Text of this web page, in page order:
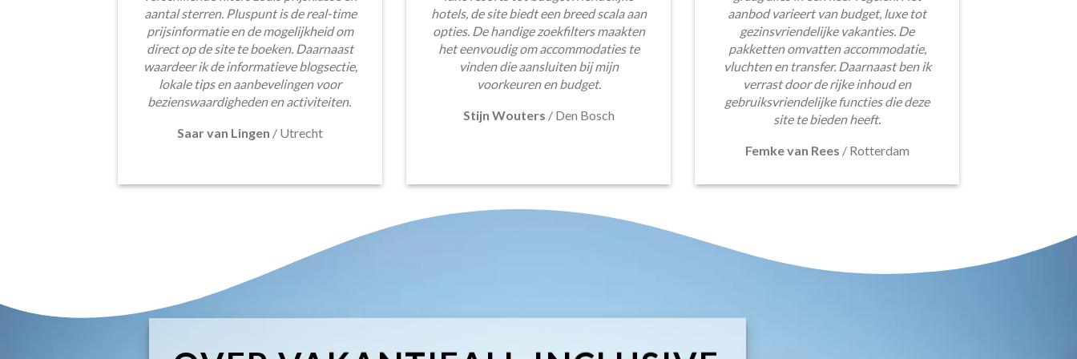
aantal sterren. Pluspunt is de real-time
prijsinformatie en de mogelijkheid om
direct op de site te boeken. Daarnaast
waardeer ik de informatieve blogsectie,
lokale tips en aanbevelingen voor
bezienswaardigheden en activiteiten.
Saar van Lingen / Utrecht
hotels, de site biedt een breed scala aan
opties. De handige zoekfilters maakten
het eenvoudig om accommodaties te
vinden die aansluiten bij mijn
voorkeuren en budget.
Stijn Wouters / Den Bosch
aanbod varieert van budget, luxe tot
gezinsvriendelijke vakanties. De
pakketten omvatten accommodatie,
vluchten en transfer. Daarnaast ben ik
verrast door de rijke inhoud en
gebruiksvriendelijke functies die deze
site te bieden heeft.
Femke van Rees / Rotterdam